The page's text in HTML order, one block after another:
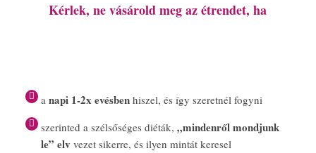
Kérlek, ne vásárold meg az étrendet, ha
a napi 1-2x evésbenhiszel, és így szeretnél fogyni
szerinted a szélsőséges diéták, „mindenről mondjunk
le” elv vezet sikerre, és ilyen mintát keresel